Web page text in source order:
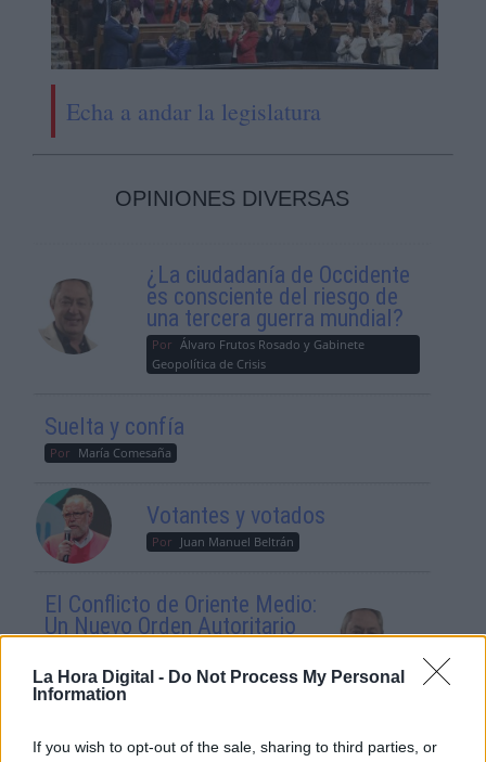
La Hora Digital - Do Not Process My Personal
Information
If you wish to opt-out of the sale, sharing to third parties, or
Echa a andar la legislatura
OPINIONES DIVERSAS
¿La ciudadanía de Occidente
es consciente del riesgo de
una tercera guerra mundial?
Por Álvaro Frutos Rosado y Gabinete
Geopolítica de Crisis
Suelta y confía
Por María Comesaña
Votantes y votados
Por Juan Manuel Beltrán
El Conflicto de Oriente Medio:
Un Nuevo Orden Autoritario
Por Álvaro Frutos Rosado y Gabinete
Geopolítica de Crisis
Reconquista leonesa